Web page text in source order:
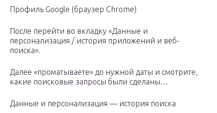
Профиль Google (браузер Chrome)
После перейти во вкладку «Данные и
персонализация / история приложений и веб-
поиска».
Далее «проматываете» до нужной даты и смотрите,
какие поисковые запросы были сделаны…
Данные и персонализация — история поиска